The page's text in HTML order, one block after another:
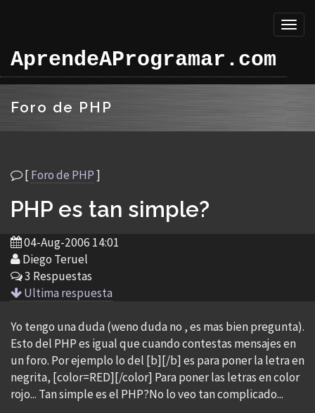
AprendeAProgramar.com
Foro de PHP
[Foro de PHP]
PHP es tan simple?
04-Aug-2006 14:01
Diego Teruel
3 Respuestas
Ultima respuesta
Yo tengo una duda (weno duda no , es mas bien pregunta).
Esto del PHP es igual que cuando contestas mensajes en
un foro. Por ejemplo lo del [b][/b] es para poner la letra en
negrita, [color=RED][/color] Para poner las letras en color
rojo... Tan simple es el PHP?No lo veo tan complicado...